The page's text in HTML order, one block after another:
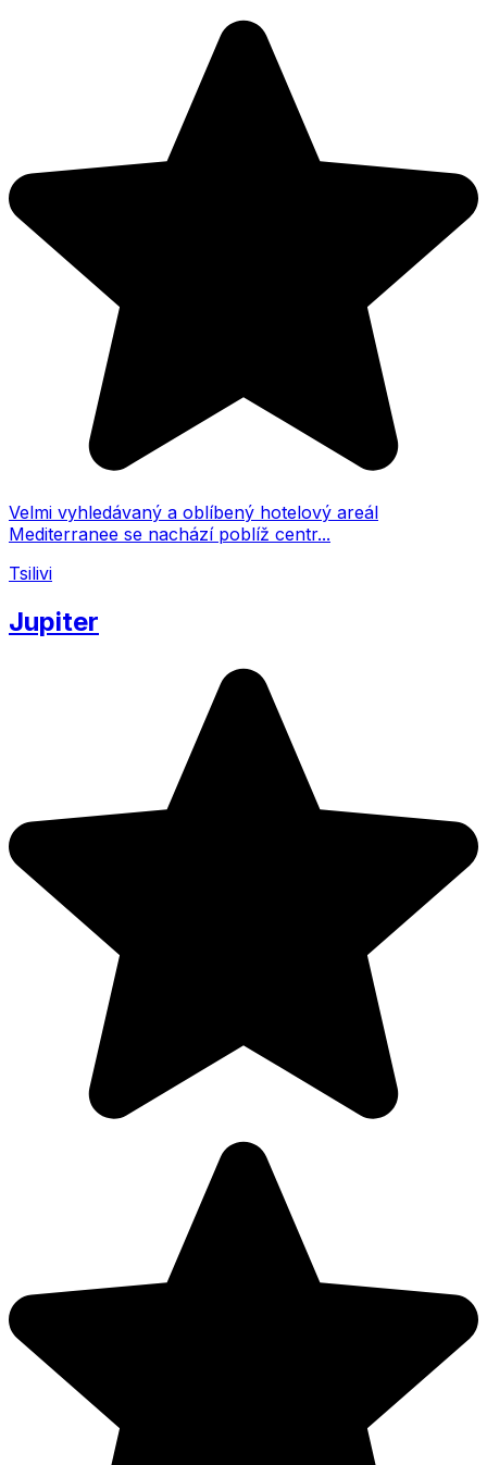
Velmi vyhledávaný a oblíbený hotelový areál
Mediterranee se nachází poblíž centr...
Tsilivi
Jupiter